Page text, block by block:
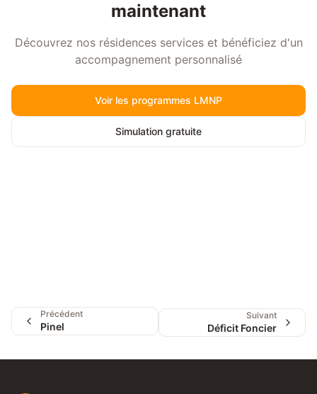
maintenant
Découvrez nos résidences services et bénéficiez d'un
accompagnement personnalisé
Voir les programmes LMNP
Simulation gratuite
Précédent
Pinel
Suivant
Déficit Foncier